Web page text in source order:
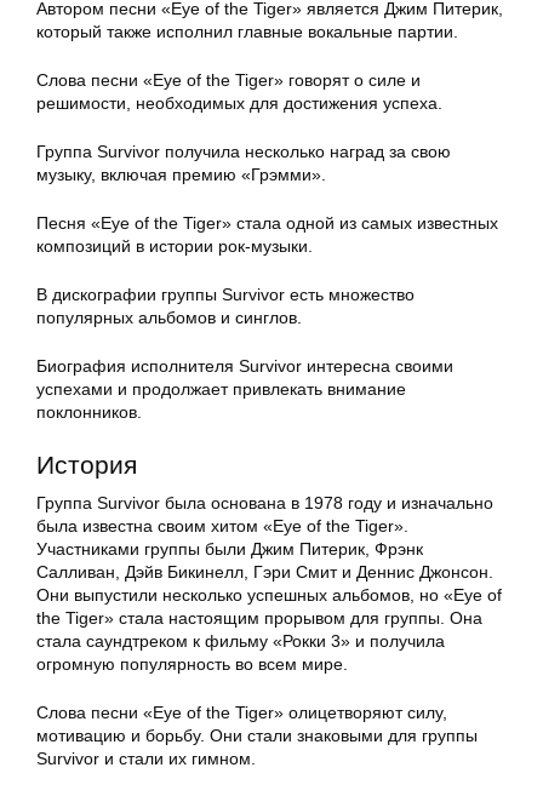
Автором песни «Eye of the Tiger» является Джим Питерик,
который также исполнил главные вокальные партии.
Слова песни «Eye of the Tiger» говорят о силе и
решимости, необходимых для достижения успеха.
Группа Survivor получила несколько наград за свою
музыку, включая премию «Грэмми».
Песня «Eye of the Tiger» стала одной из самых известных
композиций в истории рок-музыки.
В дискографии группы Survivor есть множество
популярных альбомов и синглов.
Биография исполнителя Survivor интересна своими
успехами и продолжает привлекать внимание
поклонников.
История
Группа Survivor была основана в 1978 году и изначально
была известна своим хитом «Eye of the Tiger».
Участниками группы были Джим Питерик, Фрэнк
Салливан, Дэйв Бикинелл, Гэри Смит и Деннис Джонсон.
Они выпустили несколько успешных альбомов, но «Eye of
the Tiger» стала настоящим прорывом для группы. Она
стала саундтреком к фильму «Рокки 3» и получила
огромную популярность во всем мире.
Слова песни «Eye of the Tiger» олицетворяют силу,
мотивацию и борьбу. Они стали знаковыми для группы
Survivor и стали их гимном.